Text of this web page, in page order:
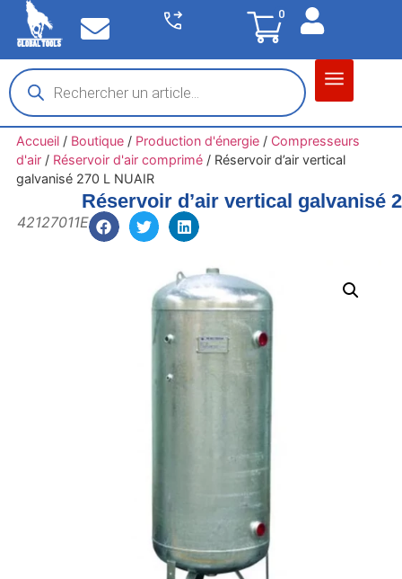
0
Accueil/ Boutique/ Production d'énergie/ Compresseurs
d'air/ Réservoir d'air comprimé/ Réservoir d’air vertical
galvanisé 270 L NUAIR
Réservoir d’air vertical galvanisé
42127011E